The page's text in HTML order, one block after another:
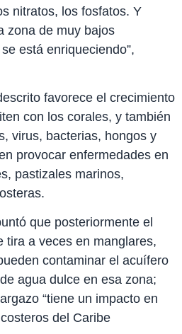
nitratos, los fosfatos. Y
zona de muy bajos
está enriqueciendo”,
favorece el crecimiento
con los corales, y también
virus, bacterias, hongos y
provocar enfermedades en
pastizales marinos,
que posteriormente el
tira a veces en manglares,
contaminar el acuífero
agua dulce en esa zona;
“tiene un impacto en
del Caribe